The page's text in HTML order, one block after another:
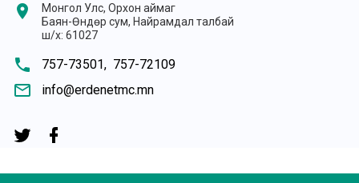
location_on
Монгол Улс, Орхон аймаг
Баян-Өндөр сум, Найрамдал талбай
ш/х: 61027
phone 757-73501, 757-72109
mail_outline info@erdenetmc.mn